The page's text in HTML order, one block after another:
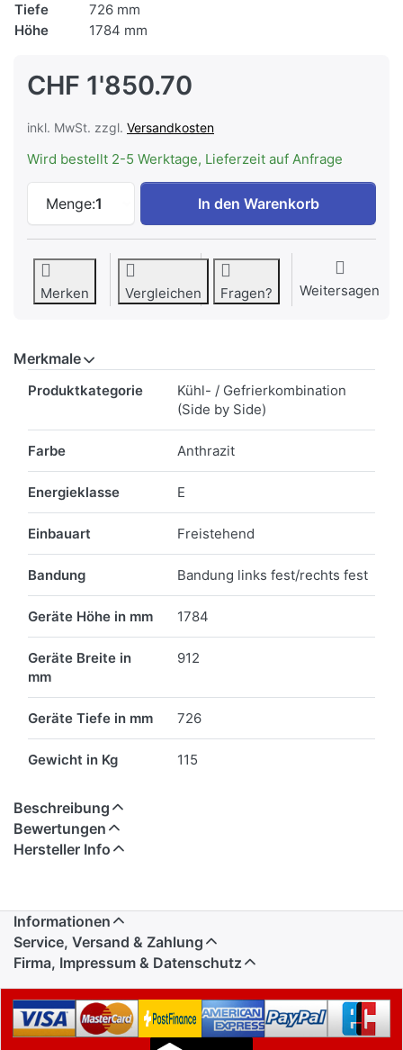
Tiefe
726 mm
Höhe
1784 mm
CHF 1'850.70
inkl. MwSt. zzgl. Versandkosten
Wird bestellt 2-5 Werktage, Lieferzeit auf Anfrage
Menge:1
Samsung RS80F64KEFWS Food Center
In den Warenkorb
Merken Vergleichen Fragen? Weitersagen
Merkmale
Produktkategorie
Kühl- / Gefrierkombination
(Side by Side)
Farbe Anthrazit
Energieklasse E
Einbauart Freistehend
Bandung Bandung links fest/rechts fest
Geräte Höhe in mm 1784
Geräte Breite in
mm
912
Geräte Tiefe in mm 726
Gewicht in Kg 115
Beschreibung
Bewertungen
Hersteller Info
Informationen
Service, Versand & Zahlung
Firma, Impressum & Datenschutz